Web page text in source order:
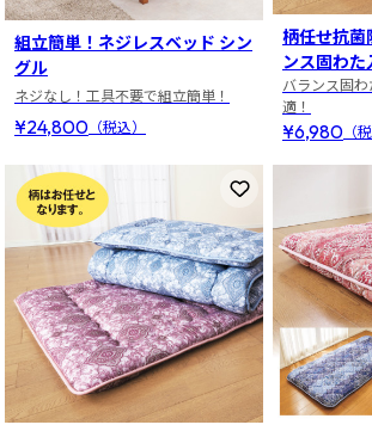
組立簡単！ネジレスベッド シン
グル
ネジなし！工具不要で組立簡単！
¥24,800 （税込）
柄任せ抗菌
ンス固わ
ングル1枚
バランス固
適！
¥6,980 （
お気に入りに登録